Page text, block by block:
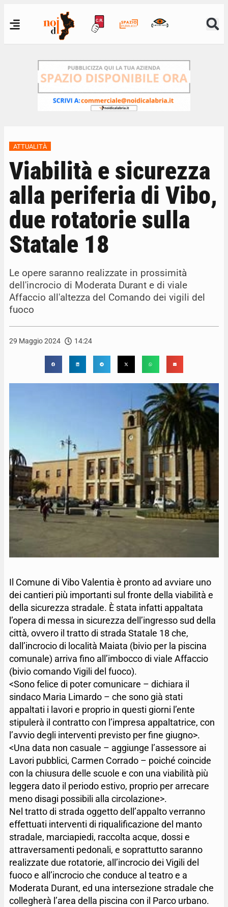
ATTUALITÀ
Viabilità e sicurezza
alla periferia di Vibo,
due rotatorie sulla
Statale 18
Le opere saranno realizzate in prossimità
dell'incrocio di Moderata Durant e di viale
Affaccio all'altezza del Comando dei vigili del
fuoco
29 Maggio 2024 14:24
Il Comune di Vibo Valentia è pronto ad avviare uno
dei cantieri più importanti sul fronte della viabilità e
della sicurezza stradale. È stata infatti appaltata
l’opera di messa in sicurezza dell’ingresso sud della
città, ovvero il tratto di strada Statale 18 che,
dall’incrocio di località Maiata (bivio per la piscina
comunale) arriva fino all’imbocco di viale Affaccio
(bivio comando Vigili del fuoco).
<Sono felice di poter comunicare – dichiara il
sindaco Maria Limardo – che sono già stati
appaltati i lavori e proprio in questi giorni l’ente
stipulerà il contratto con l’impresa appaltatrice, con
l’avvio degli interventi previsto per fine giugno>.
<Una data non casuale – aggiunge l’assessore ai
Lavori pubblici, Carmen Corrado – poiché coincide
con la chiusura delle scuole e con una viabilità più
leggera dato il periodo estivo, proprio per arrecare
meno disagi possibili alla circolazione>.
Nel tratto di strada oggetto dell’appalto verranno
effettuati interventi di riqualificazione del manto
stradale, marciapiedi, raccolta acque, dossi e
attraversamenti pedonali, e soprattutto saranno
realizzate due rotatorie, all’incrocio dei Vigili del
fuoco e all’incrocio che conduce al teatro e a
Moderata Durant, ed una intersezione stradale che
collegherà l’area della piscina con il Parco urbano.